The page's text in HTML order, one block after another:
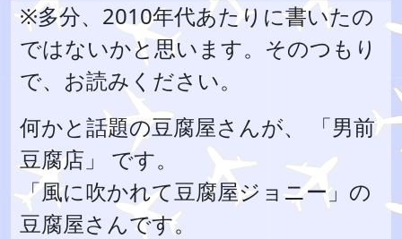
※多分、2010年代あたりに書いたの
ではないかと思います。そのつもり
で、お読みください。
何かと話題の豆腐屋さんが、 「男前
豆腐店」 です。
「風に吹かれて豆腐屋ジョニー」の
豆腐屋さんです。